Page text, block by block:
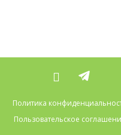
Политика
Пользовательское